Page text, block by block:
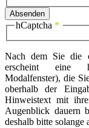
Absenden
hCaptcha *
Nach dem Sie die
erscheint eine
Modalfenster), die
oberhalb der
Hinweistext mit
Augenblick dauern
deshalb bitte solange